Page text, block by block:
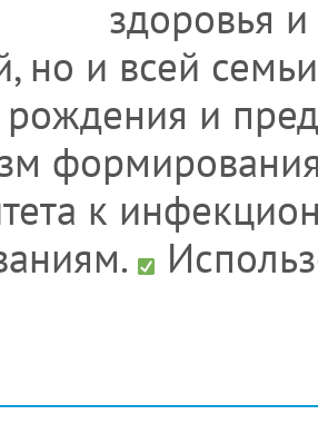
здоровья
но и всей
и
к